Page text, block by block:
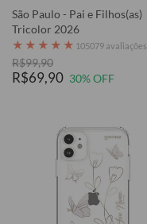
São Paulo - Pai e Filhos(as)
Tricolor 2026
★ ★ ★ ★ ★ 105079 avaliações
R$99,90
R$69,90 30% OFF